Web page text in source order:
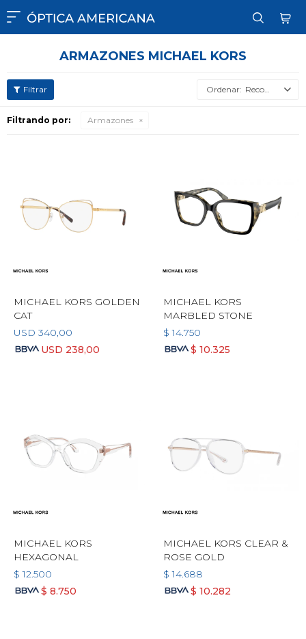

ARMAZONES MICHAEL KORS
Recomendados
Filtrando por: Armazones
MICHAEL KORS GOLDEN
CAT
USD 340,00
USD 238,00
MICHAEL KORS
MARBLED STONE
$ 14.750
$ 10.325
MICHAEL KORS
HEXAGONAL
$ 12.500
$ 8.750
MICHAEL KORS CLEAR &
ROSE GOLD
$ 14.688
$ 10.282